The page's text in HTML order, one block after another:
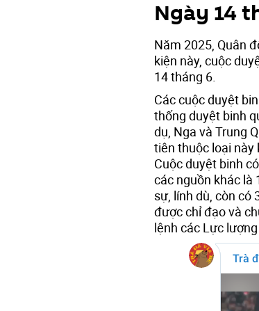
Ngày 14
Năm 2025, Quân
kiện này, cuộc
14 tháng 6.
Các cuộc duyệt
thống duyệt binh
dụ, Nga và Trung
tiên thuộc loại này
Cuộc duyệt binh
các nguồn khác là
sự, lính dù, còn có
được chỉ đạo và
lệnh các Lực